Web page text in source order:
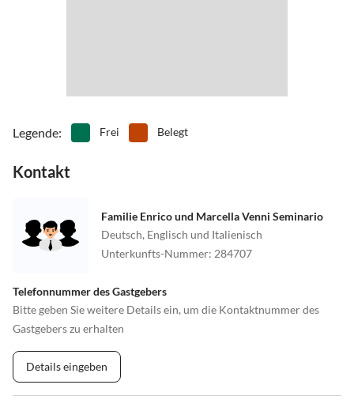
Legende: Frei Belegt
Kontakt
Familie Enrico und Marcella Venni Seminario
Deutsch, Englisch und Italienisch
Unterkunfts-Nummer: 284707
Telefonnummer des Gastgebers
Bitte geben Sie weitere Details ein, um die Kontaktnummer des
Gastgebers zu erhalten
Details eingeben